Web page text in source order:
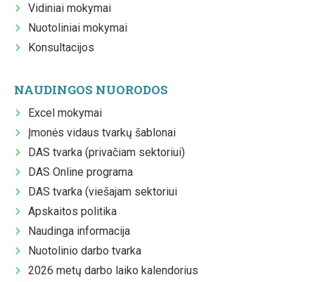
Vidiniai mokymai
Nuotoliniai mokymai
Konsultacijos
NAUDINGOS NUORODOS
Excel mokymai
Įmonės vidaus tvarkų šablonai
DAS tvarka (privačiam sektoriui)
DAS Online programa
DAS tvarka (viešajam sektoriui
Apskaitos politika
Naudinga informacija
Nuotolinio darbo tvarka
2026 metų darbo laiko kalendorius